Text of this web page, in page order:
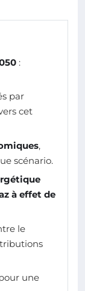
:
par
cet
,
scénario.
à effet de
le
une